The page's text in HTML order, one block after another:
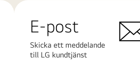
E-post
Skicka ett meddelande
till LG kundtjänst